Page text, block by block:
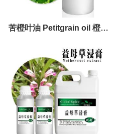
苦橙叶油 Petitgrain oil 橙叶
精油 橙叶油 8014-17-3